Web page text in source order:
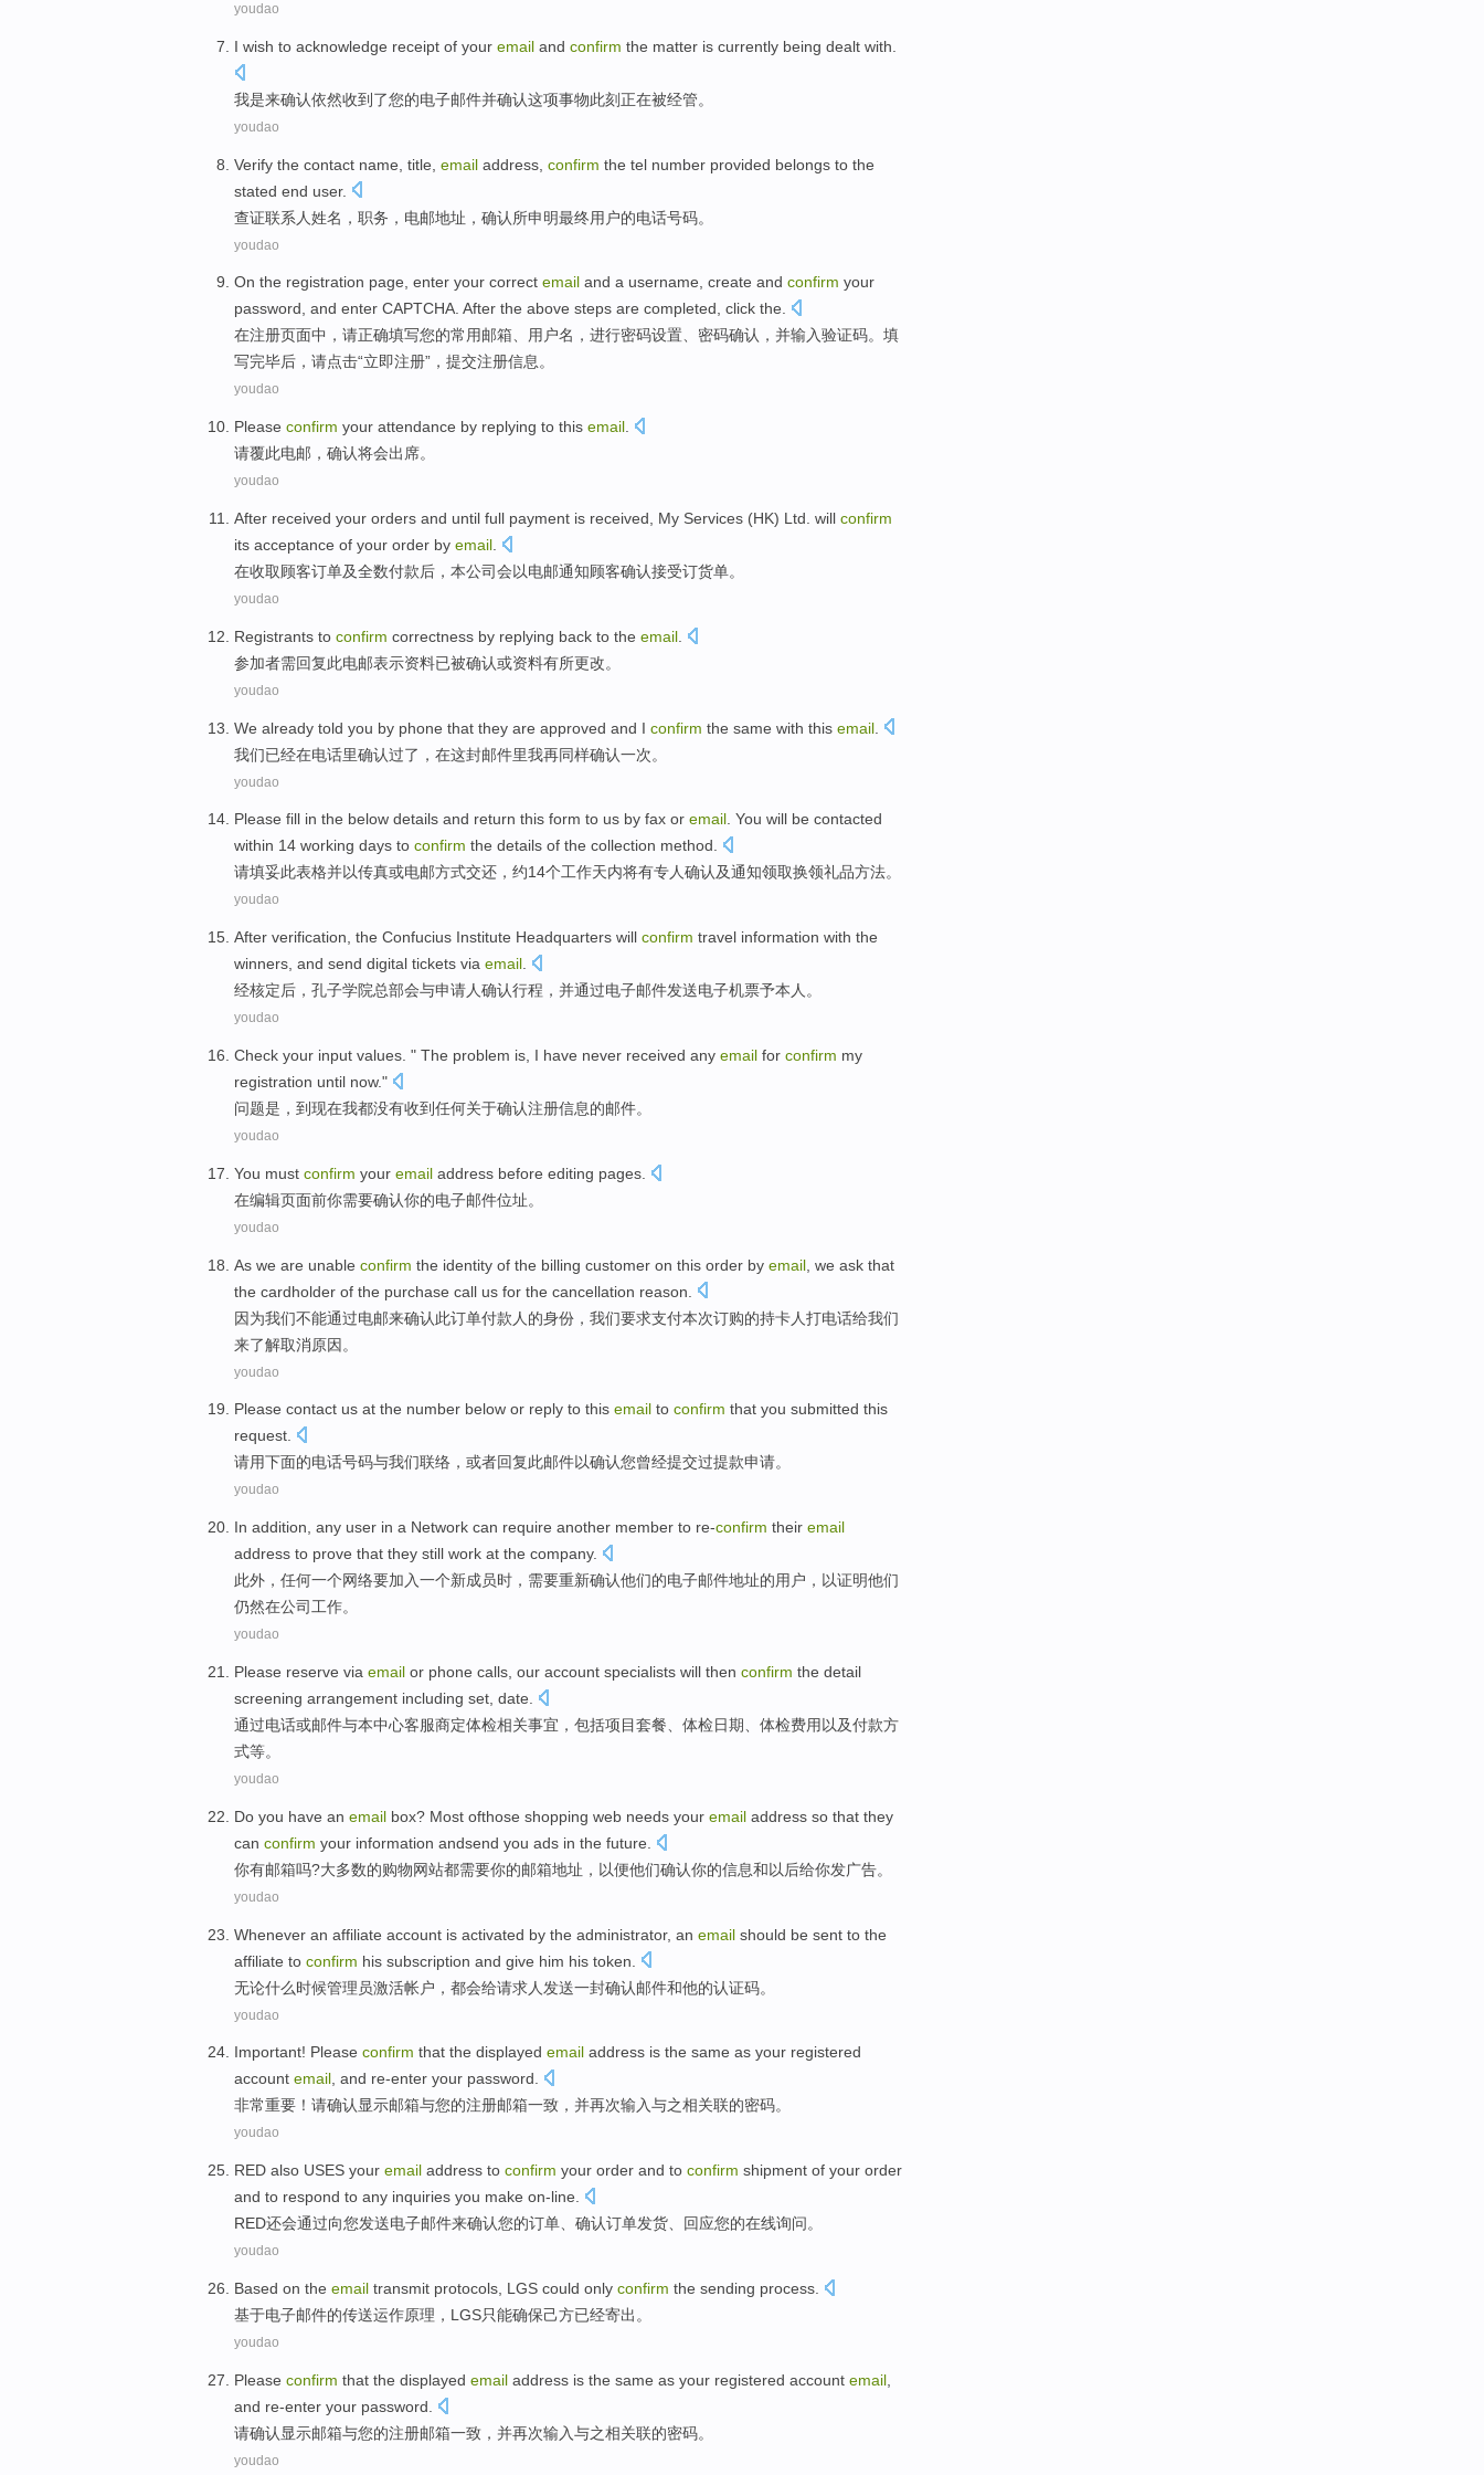
youdao
I wish to acknowledge receipt of your email and confirm the matter is currently being dealt with
我是来确认依然收到 了您的电子邮件并确认这项事物此刻正在被经管。
youdao
Verify the contact name title email address confirm the tel number provided belongs to the
stated end user.
查证联系人姓名 ， 职务 ， 电邮地址 ， 确认所申明最终用户的电话号码。
youdao
On the registration page, enter your correct email and a username, create and confirm your
password, and enter CAPTCHA. After the above steps are completed, click the.
在注册页面中 ，请正确填写您的常用邮箱、 用户名，进行密码设置、密码确认 ， 并输入验证码。 填
写完毕后 ，请点击“立即注册”，提交注册信息。
youdao
Please confirm your attendance by replying to this email
请覆此电邮 ， 确认将会出席。
youdao
After received your orders and until full payment is received, My Services (HK) Ltd. will confirm
its acceptance of your order by email
在收取 顾客订单及全数付款后，本公司会以电邮通知顾客确认接受订货单。
youdao
Registrants to confirm correctness by replying back to the email
参加者需回复此电邮表示资料已被确认或资料有所更改。
youdao
We already told you by phone that they are approved and I confirm the same with this email
我们已经在电话里确认过了 ， 在这封邮件里我再同样确认一次。
youdao
Please fill in the below details and return this form to us by fax or email. You will be contacted
within 14 working days to confirm the details of the collection method.
请填妥此表格并以传真或电邮方式交还 ， 约14个工作天内将有专人确认及通知领取换领礼品方法。
youdao
After verification the Confucius Institute Headquarters will confirm travel information with the
winners, and send digital tickets via email
经核定后 ， 孔子学院总部会与申请人确认行程 ， 并通过电子邮件发送电子机票予本人 。
youdao
Check your input values. " The problem is I have never received any email for confirm my
registration until now."
问题是 ， 到现在我都没有收到任何关于确认注册信息的邮件。
youdao
You must confirm your email address before editing pages
在编辑页面前你需要确认你的电子邮件位址。
youdao
As we are unable confirm the identity of the billing customer on this order by email , we ask that
the cardholder of the purchase call us for the cancellation reason
因为我们不能通过电邮来确认此订单付款 人 的身份 ，我们要求支付本次订购的持卡人打电话给我们
来了解取消原因。
youdao
Please contact us at the number below or reply to this email to confirm that you submitted this
request.
请用下面的电话号码与我们联络， 或者回复此邮件以确认您曾经提交过提款申请。
youdao
In addition any user in a Network can require another member to re-confirm their email
address to prove that they still work at the company.
此外 ， 任何一个网络要加入一个新成员时， 需要重新确认他们的电子邮件地址的用户 ， 以证明他们
仍然在公司 工作。
youdao
Please reserve via email or phone calls our account specialists will then confirm the detail
screening arrangement including set, date.
通过电话或邮件与本中心客服商定体检相关事宜， 包括项目套餐、体检日期、体检费用以及付款方
式等。
youdao
Do you have an email box? Most ofthose shopping web needs your email address so that they
can confirm your information andsend you ads in the future
你有邮箱吗?大多数的购物网站都需要你的邮箱地址 ， 以便他们确认你的信息和以后给你发广告。
youdao
Whenever an affiliate account is activated by the administrator, an email should be sent to the
affiliate to confirm his subscription and give him his token.
无论什么时候管理员激活帐户 ，都会给请求人发送一封确认邮件和他的认证码。
youdao
Important! Please confirm that the displayed email address is the same as your registered
account email, and re-enter your password.
非常重要 ！ 请确认显示邮箱与您的注册邮箱一致 ， 并再次输入与之相关联的密码。
youdao
RED also USES your email address to confirm your order and to confirm shipment of your order
and to respond to any inquiries you make on-line
RED还会通过向您发送电子邮件来确认您的订单 、确认订单发货 回应您的在线询问。
youdao
Based on the email transmit protocols, LGS could only confirm the sending process
基于电子邮件的传送运作原理， LGS只能确保己方已经寄出 。
youdao
Please confirm that the displayed email address is the same as your registered account email
and re-enter your password
请确认显示邮箱与您的注册邮箱一致 ， 并再次输入与之相关联的密码。
youdao